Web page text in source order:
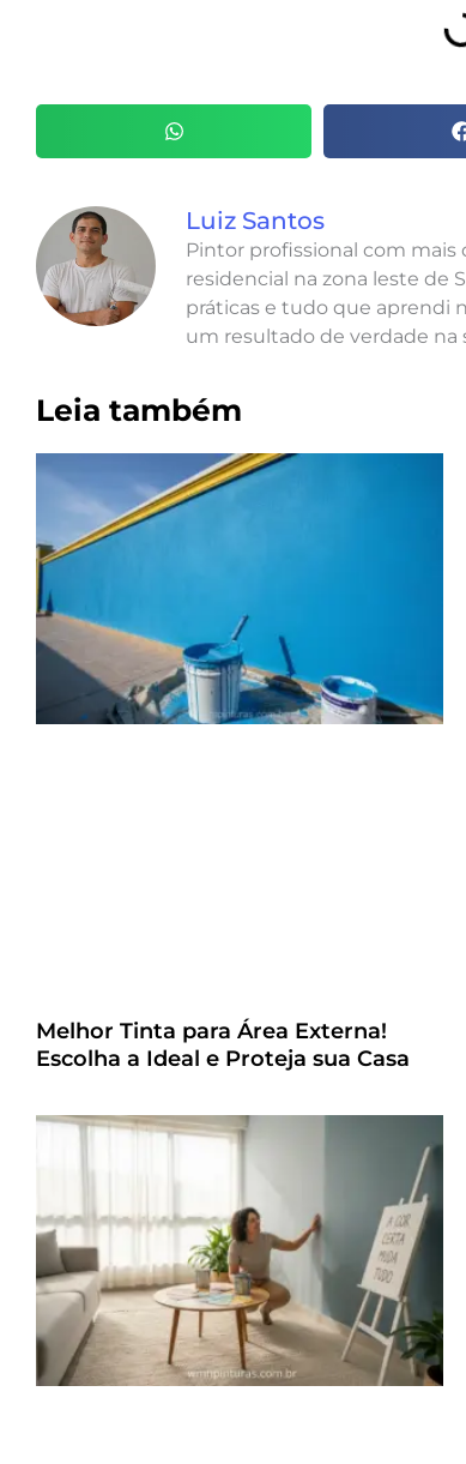
Luiz Santos
Pintor profissional com
residencial na zona leste de
práticas e tudo que aprendi
um resultado de verdade na
Leia também
Melhor Tinta para Área Externa!
Escolha a Ideal e Proteja sua Casa